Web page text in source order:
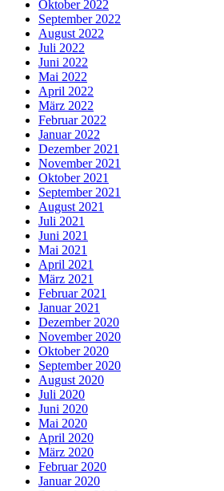
Oktober 2022
September 2022
August 2022
Juli 2022
Juni 2022
Mai 2022
April 2022
März 2022
Februar 2022
Januar 2022
Dezember 2021
November 2021
Oktober 2021
September 2021
August 2021
Juli 2021
Juni 2021
Mai 2021
April 2021
März 2021
Februar 2021
Januar 2021
Dezember 2020
November 2020
Oktober 2020
September 2020
August 2020
Juli 2020
Juni 2020
Mai 2020
April 2020
März 2020
Februar 2020
Januar 2020